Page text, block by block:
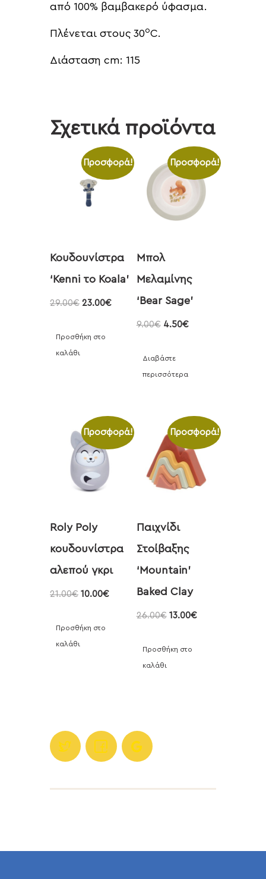
από 100% βαμβακερό ύφασμα.
Πλένεται στους 30oC.
Διάσταση cm: 115
Σχετικά προϊόντα
Προσφορά!
Κουδουνίστρα
‘Kenni το Koala’
29.00€ 23.00€
Προσθήκη στο
καλάθι
Προσφορά!
Μπολ
Μελαμίνης
‘Bear Sage’
9.00€ 4.50€
Διαβάστε
περισσότερα
Προσφορά!
Roly Poly
κουδουνίστρα
αλεπού γκρι
21.00€ 10.00€
Προσθήκη στο
καλάθι
Προσφορά!
Παιχνίδι
Στοίβαξης
‘Mountain’
Baked Clay
26.00€ 13.00€
Προσθήκη στο
καλάθι